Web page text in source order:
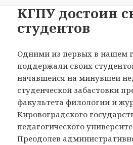
КГПУ достоин
студентов
Одними из первых в нашем
поддержали своих
начавшейся на минувшей
студенческой забастовки
факультета филологии и
Кировоградского
педагогического
Преодолев